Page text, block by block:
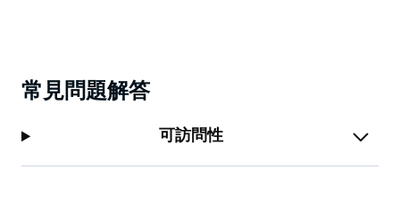
常見問題解答
可訪問性